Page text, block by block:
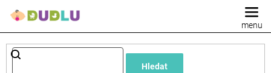
Hledat
Dětské